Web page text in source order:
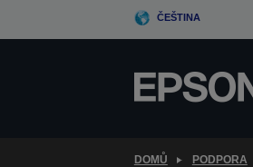
ČEŠTINA
DOMŮ PODPORA